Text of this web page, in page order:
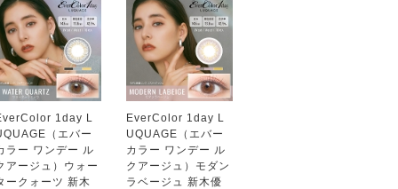
1day L
（エバー
ラー ワンデー ル
アージュ）ウォー
ークォーツ 新木
EverColor 1day L
UQUAGE（エバー
カラー ワンデー ル
クアージュ）モダン
ラベージュ 新木優